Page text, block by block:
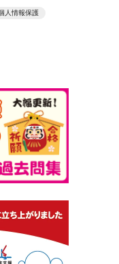
ォーク主催
人情報保護